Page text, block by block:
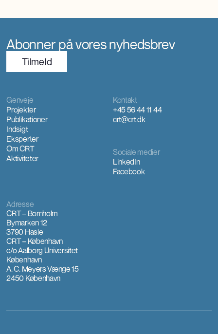
Abonner på vores nyhedsbrev
TilmeId
Kontakt
+45 56 44 11 44
crt@crt.dk
Genveje
Projekter
Publikationer
Indsigt
Eksperter
Om CRT
Aktiviteter
Sociale medier
LinkedIn
Facebook
Adresse
CRT – Bornholm
Bymarken 12
3790 Hasle
CRT – København
c/o Aalborg Universitet
København
A. C. Meyers Vænge 15
2450 København